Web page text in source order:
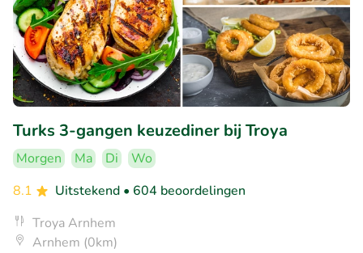
Turks 3-gangen keuzediner bij Troya
Morgen Ma Di
Wo
8.1
Uitstekend • 604 beoordelingen
Troya Arnhem
Arnhem (0km)